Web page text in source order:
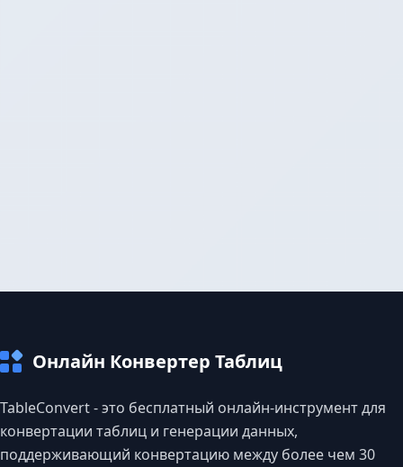
Онлайн Конвертер Таблиц
TableConvert - это бесплатный онлайн-инструмент для
конвертации таблиц и генерации данных,
поддерживающий конвертацию между более чем 30